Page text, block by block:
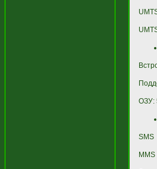
ОЗУ:
SMS
MMS